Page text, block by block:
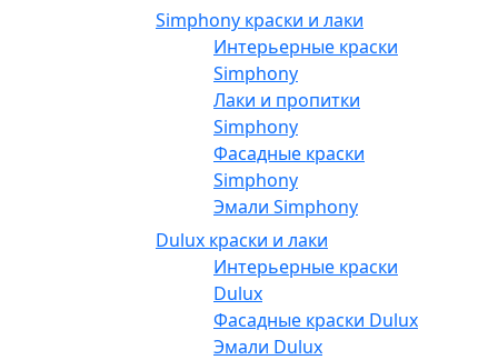
Simphony краски и лаки
Интерьерные краски
Simphony
Лаки и пропитки
Simphony
Фасадные краски
Simphony
Эмали Simphony
Dulux краски и лаки
Интерьерные краски
Dulux
Фасадные краски Dulux
Эмали Dulux